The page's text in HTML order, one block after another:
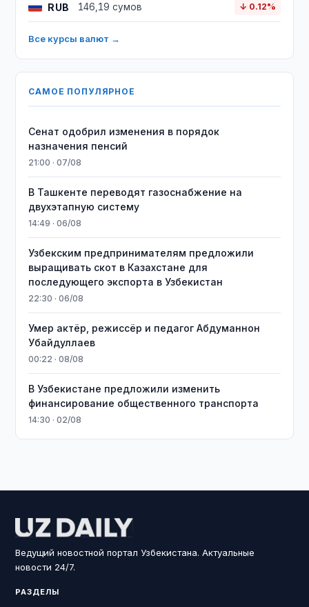
RUB 146,19 сумов ↓ 0.12%
Все курсы валют →
САМОЕ ПОПУЛЯРНОЕ
Сенат одобрил изменения в порядок
назначения пенсий
21:00 · 07/08
В Ташкенте переводят газоснабжение на
двухэтапную систему
14:49 · 06/08
Узбекским предпринимателям предложили
выращивать скот в Казахстане для
последующего экспорта в Узбекистан
22:30 · 06/08
Умер актёр, режиссёр и педагог Абдуманнон
Убайдуллаев
00:22 · 08/08
В Узбекистане предложили изменить
финансирование общественного транспорта
14:30 · 02/08
Ведущий новостной портал Узбекистана. Актуальные
новости 24/7.
РАЗДЕЛЫ